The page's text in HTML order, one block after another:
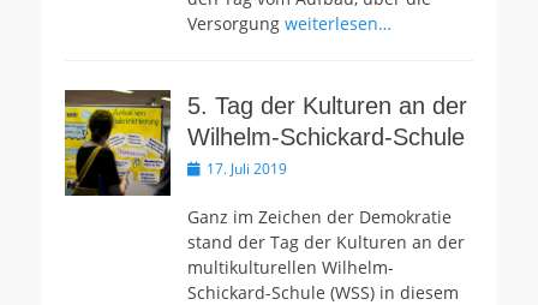
Versorgung weiterlesen…
5. Tag der Kulturen an der
Wilhelm-Schickard-Schule
Veröffentlicht
17. Juli 2019
Ganz im Zeichen der Demokratie
stand der Tag der Kulturen an der
multikulturellen Wilhelm-
Schickard-Schule (WSS) in diesem